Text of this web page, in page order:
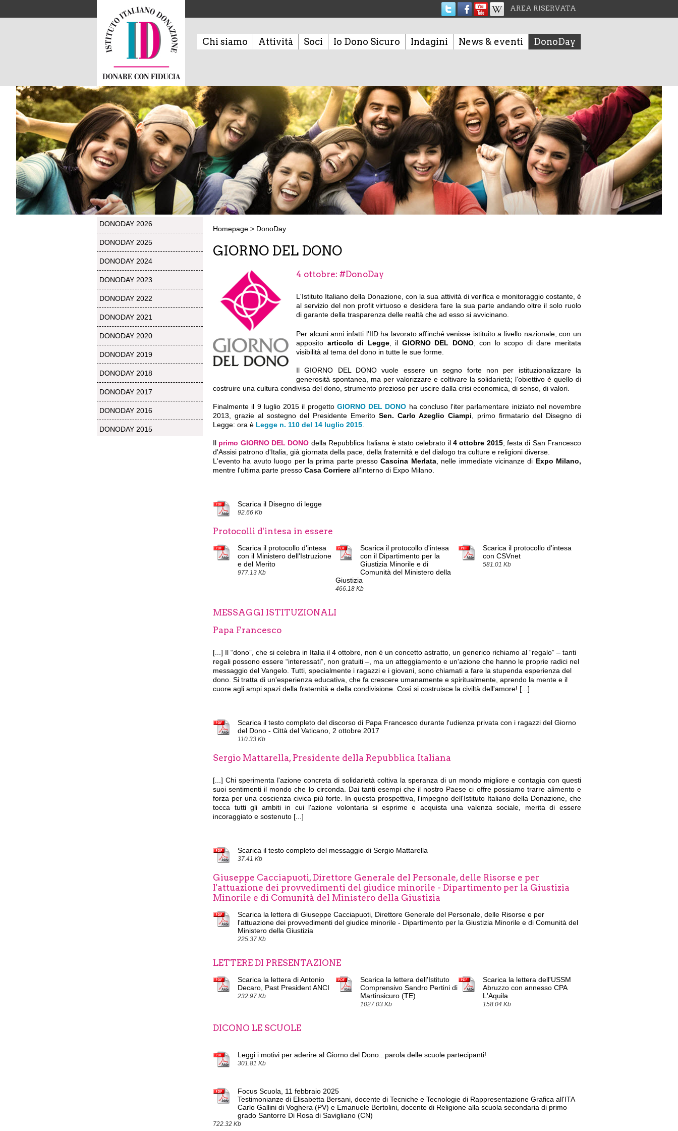
AREA RISERVATA
Chi siamo Attività Soci Io Dono Sicuro Indagini News & eventi DonoDay
DONODAY 2026
DONODAY 2025
DONODAY 2024
DONODAY 2023
DONODAY 2022
DONODAY 2021
DONODAY 2020
DONODAY 2019
DONODAY 2018
DONODAY 2017
DONODAY 2016
DONODAY 2015
Homepage > DonoDay
GIORNO DEL DONO
4 ottobre: #DonoDay
L'Istituto Italiano della Donazione, con la sua attività di verifica e monitoraggio costante, è
al servizio del non profit virtuoso e desidera fare la sua parte andando oltre il solo ruolo
di garante della trasparenza delle realtà che ad esso si avvicinano.
Per alcuni anni infatti l'IID ha lavorato affinché venisse istituito a livello nazionale, con un
apposito articolo di Legge, il GIORNO DEL DONO, con lo scopo di dare meritata
visibilità al tema del dono in tutte le sue forme.
Il GIORNO DEL DONO vuole essere un segno forte non per istituzionalizzare la
generosità spontanea, ma per valorizzare e coltivare la solidarietà; l'obiettivo è quello di
costruire una cultura condivisa del dono, strumento prezioso per uscire dalla crisi economica, di senso, di valori.
Finalmente il 9 luglio 2015 il progetto GIORNO DEL DONO ha concluso l'iter parlamentare iniziato nel novembre
2013, grazie al sostegno del Presidente Emerito Sen. Carlo Azeglio Ciampi , primo firmatario del Disegno di
Legge: ora è Legge n. 110 del 14 luglio 2015
Il primo GIORNO DEL DONO della Repubblica Italiana è stato celebrato il4 ottobre 2015, festa di San Francesco
d'Assisi patrono d'Italia, già giornata della pace, della fraternità e del dialogo tra culture e religioni diverse.
L'evento ha avuto luogo per la prima parte pressoCascina Merlata, nelle immediate vicinanze di Expo Milano,
mentre l'ultima parte presso Casa Corriere all'interno di Expo Milano.
Scarica il Disegno di legge
92.66 Kb
Protocolli d'intesa in essere
Scarica il protocollo d'intesa
con il Ministero dell'Istruzione
e del Merito
977.13 Kb
Scarica il protocollo d'intesa
con il Dipartimento per la
Giustizia Minorile e di
Comunità del Ministero della
Giustizia
466.18 Kb
Scarica il protocollo d'intesa
con CSVnet
581.01 Kb
MESSAGGI ISTITUZIONALI
Papa Francesco
[...] Il “dono”, che si celebra in Italia il 4 ottobre, non è un concetto astratto, un generico richiamo al “regalo” – tanti
regali possono essere “interessati”, non gratuiti –, ma un atteggiamento e un'azione che hanno le proprie radici nel
messaggio del Vangelo. Tutti, specialmente i ragazzi e i giovani, sono chiamati a fare la stupenda esperienza del
dono. Si tratta di un'esperienza educativa, che fa crescere umanamente e spiritualmente, aprendo la mente e il
cuore agli ampi spazi della fraternità e della condivisione. Così si costruisce la civiltà dell'amore! [...]
Scarica il testo completo del discorso di Papa Francesco durante l'udienza privata con i ragazzi del Giorno
del Dono - Città del Vaticano, 2 ottobre 2017
110.33 Kb
Sergio Mattarella, Presidente della Repubblica Italiana
[...] Chi sperimenta l'azione concreta di solidarietà coltiva la speranza di un mondo migliore e contagia con questi
suoi sentimenti il mondo che lo circonda. Dai tanti esempi che il nostro Paese ci offre possiamo trarre alimento e
forza per una coscienza civica più forte. In questa prospettiva, l'impegno dell'Istituto Italiano della Donazione, che
tocca tutti gli ambiti in cui l'azione volontaria si esprime e acquista una valenza sociale, merita di essere
incoraggiato e sostenuto [...]
Scarica il testo completo del messaggio di Sergio Mattarella
37.41 Kb
Giuseppe Cacciapuoti, Direttore Generale del Personale, delle Risorse e per
l'attuazione dei provvedimenti del giudice minorile - Dipartimento per la Giustizia
Minorile e di Comunità del Ministero della Giustizia
Scarica la lettera di Giuseppe Cacciapuoti, Direttore Generale del Personale, delle Risorse e per
l'attuazione dei provvedimenti del giudice minorile - Dipartimento per la Giustizia Minorile e di Comunità del
Ministero della Giustizia
225.37 Kb
LETTERE DI PRESENTAZIONE
Scarica la lettera di Antonio
Decaro, Past President ANCI
232.97 Kb
Scarica la lettera dell'Istituto
Comprensivo Sandro Pertini di
Martinsicuro (TE)
1027.03 Kb
Scarica la lettera dell'USSM
Abruzzo con annesso CPA
L'Aquila
158.04 Kb
DICONO LE SCUOLE
Leggi i motivi per aderire al Giorno del Dono...parola delle scuole partecipanti!
301.81 Kb
Focus Scuola, 11 febbraio 2025
Testimonianze di Elisabetta Bersani, docente di Tecniche e Tecnologie di Rappresentazione Grafica all'ITA
Carlo Gallini di Voghera (PV) e Emanuele Bertolini, docente di Religione alla scuola secondaria di primo
grado Santorre Di Rosa di Savigliano (CN)
722.32 Kb